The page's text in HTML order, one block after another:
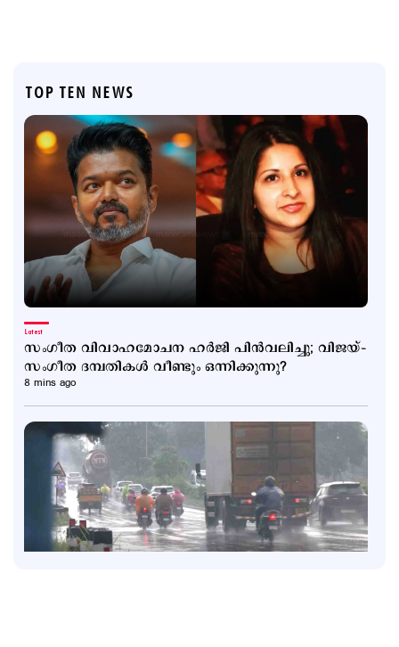
TOP TEN NEWS
Latest
സംഗീത വിവാഹമോചന ഹര്‍ജി പിന്‍വലിച്ചു; വിജയ്–
സംഗീത ദമ്പതികള്‍ വീണ്ടും ഒന്നിക്കുന്നു?
8 mins ago